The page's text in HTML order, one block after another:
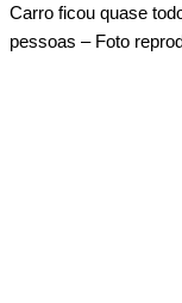
Carro ficou quase
pessoas – Foto